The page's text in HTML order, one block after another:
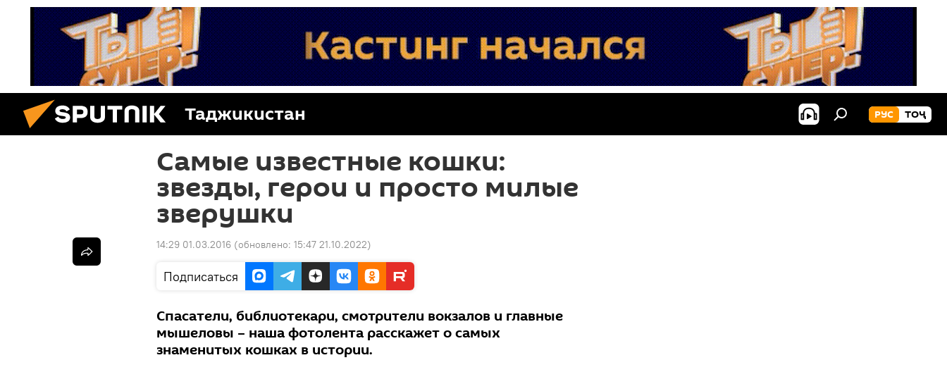
Таджикистан РУС ТОҶ
Самые известные кошки:
звезды, герои и просто милые
зверушки
14:29 01.03.2016 (обновлено: 15:47 21.10.2022)
Подписаться
Спасатели, библиотекари, смотрители вокзалов и главные
мышеловы – наша фотолента расскажет о самых
знаменитых кошках в истории.